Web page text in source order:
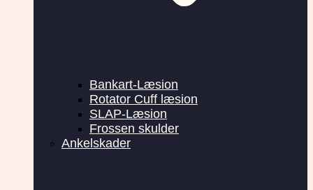
Bankart-Læsion
Rotator Cuff læsion
SLAP-Læsion
Frossen skulder
Ankelskader